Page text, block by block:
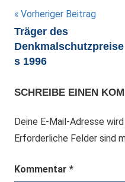
Vorheriger Beitrag
Träger des
Denkmalschutzpreise
s 1996
SCHREIBE EINEN
Deine E-Mail-Adresse
Erforderliche Felder sind
Kommentar *